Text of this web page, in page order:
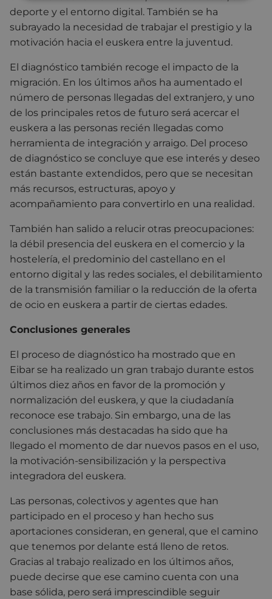
deporte y el entorno digital. También se ha
subrayado la necesidad de trabajar el prestigio y la
motivación hacia el euskera entre la juventud.
El diagnóstico también recoge el impacto de la
migración. En los últimos años ha aumentado el
número de personas llegadas del extranjero, y uno
de los principales retos de futuro será acercar el
euskera a las personas recién llegadas como
herramienta de integración y arraigo. Del proceso
de diagnóstico se concluye que ese interés y deseo
están bastante extendidos, pero que se necesitan
más recursos, estructuras, apoyo y
acompañamiento para convertirlo en una realidad.
También han salido a relucir otras preocupaciones:
la débil presencia del euskera en el comercio y la
hostelería, el predominio del castellano en el
entorno digital y las redes sociales, el debilitamiento
de la transmisión familiar o la reducción de la oferta
de ocio en euskera a partir de ciertas edades.
Conclusiones generales
El proceso de diagnóstico ha mostrado que en
Eibar se ha realizado un gran trabajo durante estos
últimos diez años en favor de la promoción y
normalización del euskera, y que la ciudadanía
reconoce ese trabajo. Sin embargo, una de las
conclusiones más destacadas ha sido que ha
llegado el momento de dar nuevos pasos en el uso,
la motivación-sensibilización y la perspectiva
integradora del euskera.
Las personas, colectivos y agentes que han
participado en el proceso y han hecho sus
aportaciones consideran, en general, que el camino
que tenemos por delante está lleno de retos.
Gracias al trabajo realizado en los últimos años,
puede decirse que ese camino cuenta con una
base sólida, pero será imprescindible seguir